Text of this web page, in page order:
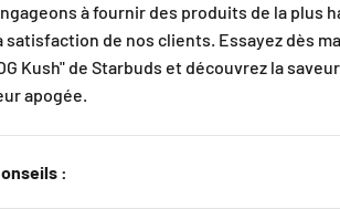
à fournir des produits de la plus
satisfaction de nos clients. Essayez dès
Kush" de Starbuds et découvrez la
apogée.
: